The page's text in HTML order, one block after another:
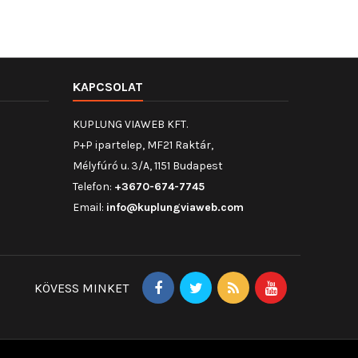
KAPCSOLAT
KUPLUNG VIAWEB KFT.
P+P ipartelep, MF21 Raktár,
Mélyfúró u. 3/A, 1151 Budapest
Telefon: +3670-674-7745
Email: info@kuplungviaweb.com
KÖVESS MINKET